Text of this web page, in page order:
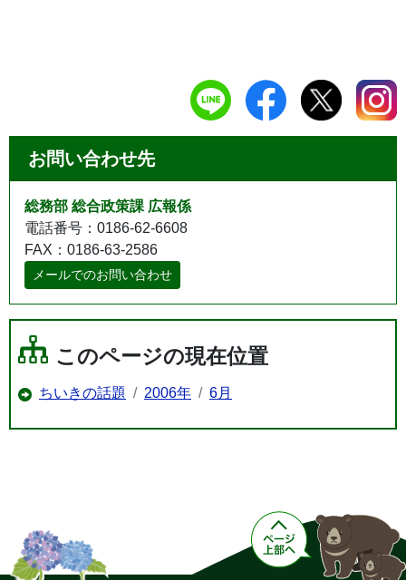
お問い合わせ先
総務部 総合政策課 広報係
電話番号：0186-62-6608
FAX：0186-63-2586
メールでのお問い合わせ
このページの現在位置
ちいきの話題 2006年 6月